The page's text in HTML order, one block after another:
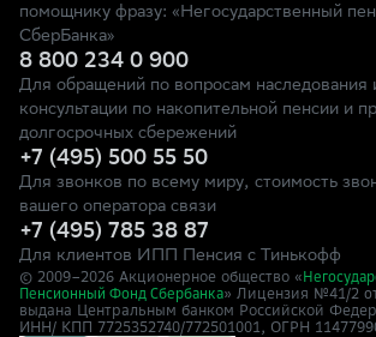
помощнику фразу: «Негосударственный
СберБанка»
8 800 234 0 900
Для обращений по вопросам наследования
консультации по накопительной пенсии и
долгосрочных сбережений
+7 (495) 500 55 50
Для звонков по всему миру, стоимость
вашего оператора связи
+7 (495) 785 38 87
Для клиентов ИПП Пенсия с Тинькофф
© 2009–2026 Акционерное общество «
Пенсионный Фонд Сбербанка» Лицензия №41/2
выдана Центральным банком Российской
ИНН/ КПП 7725352740/772501001, ОГРН